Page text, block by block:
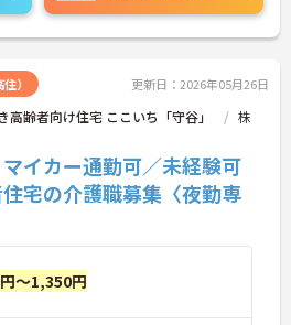
） 更新日：2026年05月26日
齢者向け住宅 ここいち「守谷」
株
マイカー通勤可／未経験可
宅の介護職募集〈夜勤専
～1,350円